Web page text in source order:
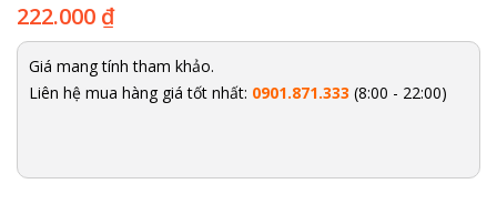
222.000 ₫
Giá mang tính tham khảo.
Liên hệ mua hàng giá tốt nhất: 0901.871.333 (8:00 - 22:00)